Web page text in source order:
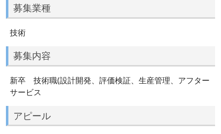
募集業種
技術
募集内容
新卒 技術職(設計開発、評価検証、生産管理、アフター
サービス
アピール